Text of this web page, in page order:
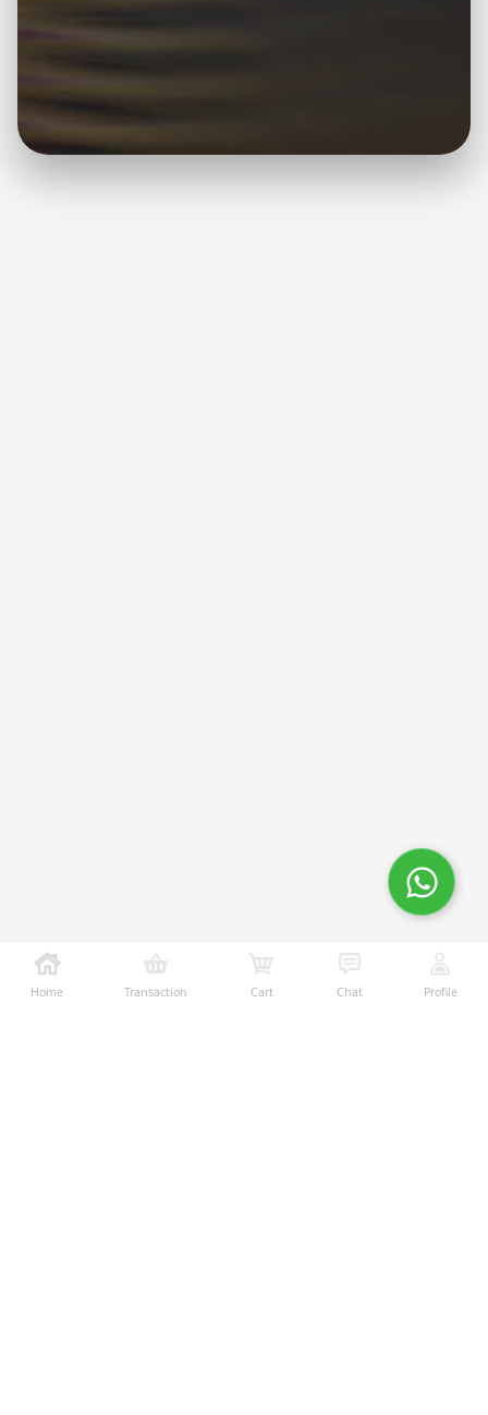
Home Transaction Cart Chat Profile